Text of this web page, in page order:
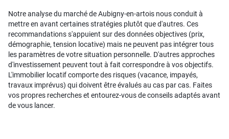
Notre analyse du marché de Aubigny-en-artois nous conduit à
mettre en avant certaines stratégies plutôt que d'autres. Ces
recommandations s'appuient sur des données objectives (prix,
démographie, tension locative) mais ne peuvent pas intégrer tous
les paramètres de votre situation personnelle. D'autres approches
d'investissement peuvent tout à fait correspondre à vos objectifs.
L'immobilier locatif comporte des risques (vacance, impayés,
travaux imprévus) qui doivent être évalués au cas par cas. Faites
vos propres recherches et entourez-vous de conseils adaptés avant
de vous lancer.